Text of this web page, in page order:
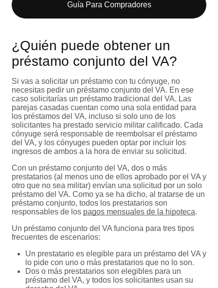
Guía Para Compradores
¿Quién puede obtener un
préstamo conjunto del VA?
Si vas a solicitar un préstamo con tu cónyuge, no
necesitas pedir un préstamo conjunto del VA. En ese
caso solicitarías un préstamo tradicional del VA. Las
parejas casadas cuentan como una sola entidad para
los préstamos del VA, incluso si solo uno de los
solicitantes ha prestado servicio militar calificado. Cada
cónyuge será responsable de reembolsar el préstamo
del VA, y los cónyuges pueden optar por incluir los
ingresos de ambos a la hora de enviar su solicitud.
Con un préstamo conjunto del VA, dos o más
prestatarios (al menos uno de ellos aprobado por el VA y
otro que no sea militar) envían una solicitud por un solo
préstamo del VA. Como ya se ha dicho, al tratarse de un
préstamo conjunto, todos los prestatarios son
responsables de los pagos mensuales de la hipoteca.
Un préstamo conjunto del VA funciona para tres tipos
frecuentes de escenarios:
Un prestatario es elegible para un préstamo del VA y
lo pide con uno o más prestatarios que no lo son.
Dos o más prestatarios son elegibles para un
préstamo del VA, y todos los solicitantes usan su